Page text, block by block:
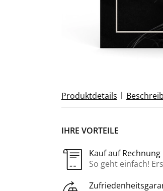
Produktdetails |
IHRE VORTEILE
Kauf auf Rechnung
So geht einfach!